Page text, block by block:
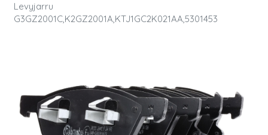
Levyjarru
G3GZ2001C,K2GZ2001A,KTJ1GC2K021AA,5301453